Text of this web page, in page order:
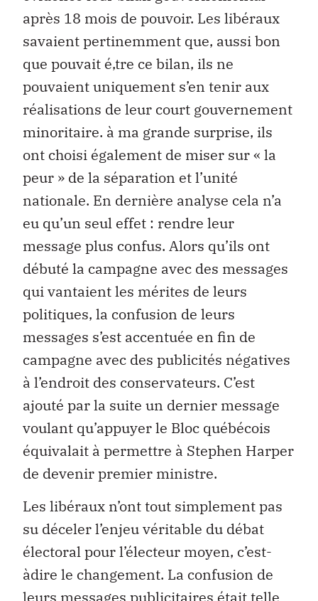
après 18 mois de pouvoir. Les libéraux
savaient pertinemment que, aussi bon
que pouvait é‚tre ce bilan, ils ne
pouvaient uniquement s’en tenir aux
réalisations de leur court gouvernement
minoritaire. à ma grande surprise, ils
ont choisi également de miser sur « la
peur » de la séparation et l’unité
nationale. En dernière analyse cela n’a
eu qu’un seul effet : rendre leur
message plus confus. Alors qu’ils ont
débuté la campagne avec des messages
qui vantaient les mérites de leurs
politiques, la confusion de leurs
messages s’est accentuée en fin de
campagne avec des publicités négatives
à l’endroit des conservateurs. C’est
ajouté par la suite un dernier message
voulant qu’appuyer le Bloc québécois
équivalait à permettre à Stephen Harper
de devenir premier ministre.
Les libéraux n’ont tout simplement pas
su déceler l’enjeu véritable du débat
électoral pour l’électeur moyen, c’est-
àdire le changement. La confusion de
leurs messages publicitaires était telle